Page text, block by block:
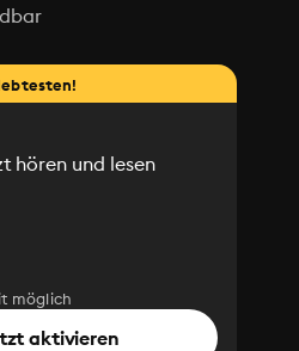
hören und lesen
möglich
aktivieren